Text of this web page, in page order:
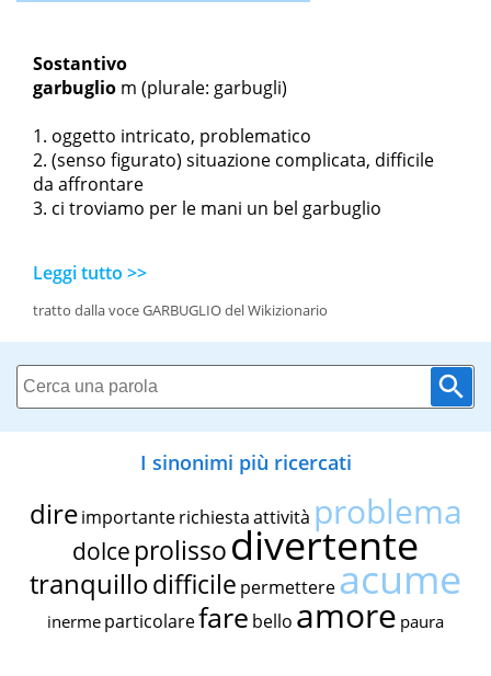
Sostantivo
garbuglio m (plurale: garbugli)
oggetto intricato, problematico
(senso figurato) situazione complicata, difficile
da affrontare
ci troviamo per le mani un bel garbuglio
Leggi tutto >>
tratto dalla voce GARBUGLIO del Wikizionario
I sinonimi più ricercati
dire importante richiestaattività problema
dolce prolissodivertente
tranquillodifficile permettereacume
inerme particolarefare bello amore paura